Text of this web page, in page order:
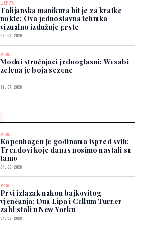
LJEPOTA
Talijanska manikura hit je za kratke
nokte: Ova jednostavna tehnika
vizualno izdužuje prste
03. 08. 2026.
MODA
Modni stručnjaci jednoglasni: Wasabi
zelena je boja sezone
11. 07. 2026.
MODA
Kopenhagen je godinama ispred svih:
Trendovi koje danas nosimo nastali su
tamo
04. 08. 2026.
MODA
Prvi izlazak nakon bajkovitog
vjenčanja: Dua Lipa i Callum Turner
zablistali u New Yorku
04. 08. 2026.